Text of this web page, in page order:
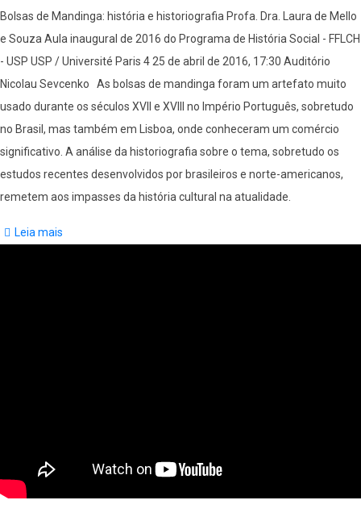
Bolsas de Mandinga: história e historiografia Profa. Dra. Laura de Mello
e Souza Aula inaugural de 2016 do Programa de História Social - FFLCH
- USP USP / Université Paris 4 25 de abril de 2016, 17:30 Auditório
Nicolau Sevcenko As bolsas de mandinga foram um artefato muito
usado durante os séculos XVII e XVIII no Império Português, sobretudo
no Brasil, mas também em Lisboa, onde conheceram um comércio
significativo. A análise da historiografia sobre o tema, sobretudo os
estudos recentes desenvolvidos por brasileiros e norte-americanos,
remetem aos impasses da história cultural na atualidade.
Leia mais